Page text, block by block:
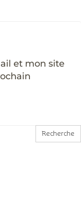
et mon site
Recherche